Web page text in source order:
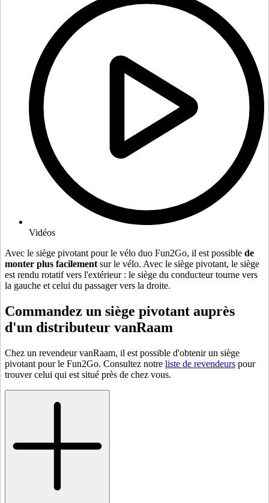
Vidéos
Avec le siège pivotant pour le vélo duo Fun2Go, il est possible de
monter plus facilement sur le vélo. Avec le siège pivotant, le siège
est rendu rotatif vers l'extérieur : le siège du conducteur tourne vers
la gauche et celui du passager vers la droite.
Commandez un siège pivotant auprès
d'un distributeur vanRaam
Chez un revendeur vanRaam, il est possible d'obtenir un siège
pivotant pour le Fun2Go. Consultez notre liste de revendeurs pour
trouver celui qui est situé près de chez vous.